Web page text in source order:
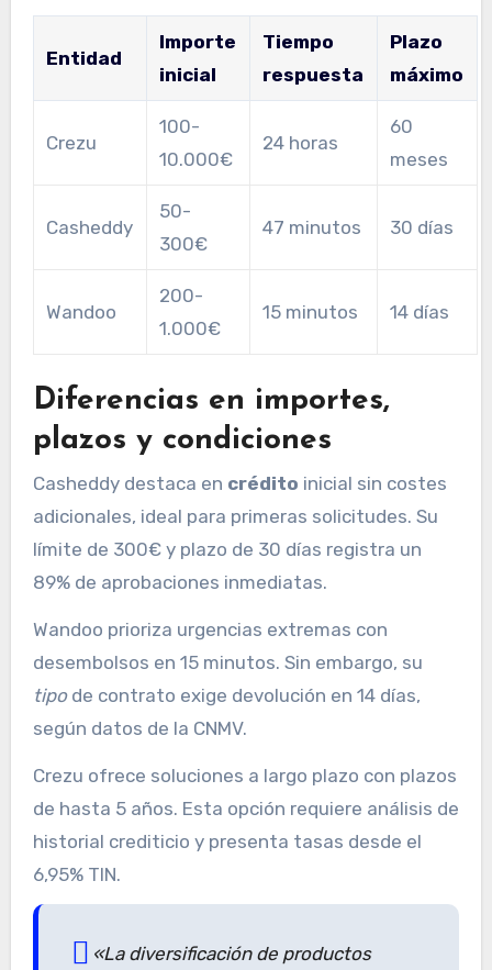
Entidad
Importe
inicial
Tiempo
respuesta
Plazo
máximo
Crezu
100-
10.000€
24 horas
60
meses
Casheddy
50-
300€
47 minutos 30 días
Wandoo
200-
1.000€
15 minutos 14 días
Diferencias en importes,
plazos y condiciones
Casheddy destaca en crédito inicial sin costes
adicionales, ideal para primeras solicitudes. Su
límite de 300€ y plazo de 30 días registra un
89% de aprobaciones inmediatas.
Wandoo prioriza urgencias extremas con
desembolsos en 15 minutos. Sin embargo, su
tipode contrato exige devolución en 14 días,
según datos de la CNMV.
Crezu ofrece soluciones a largo plazo con plazos
de hasta 5 años. Esta opción requiere análisis de
historial crediticio y presenta tasas desde el
6,95% TIN.
«La diversificación de productos